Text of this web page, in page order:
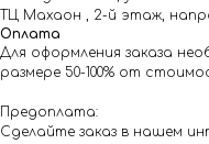
ТЦ Махаон , 2-й этаж,
Оплата
Для оформления заказа
размере 50-100% от
Предоплата:
Сделайте заказ в нашем